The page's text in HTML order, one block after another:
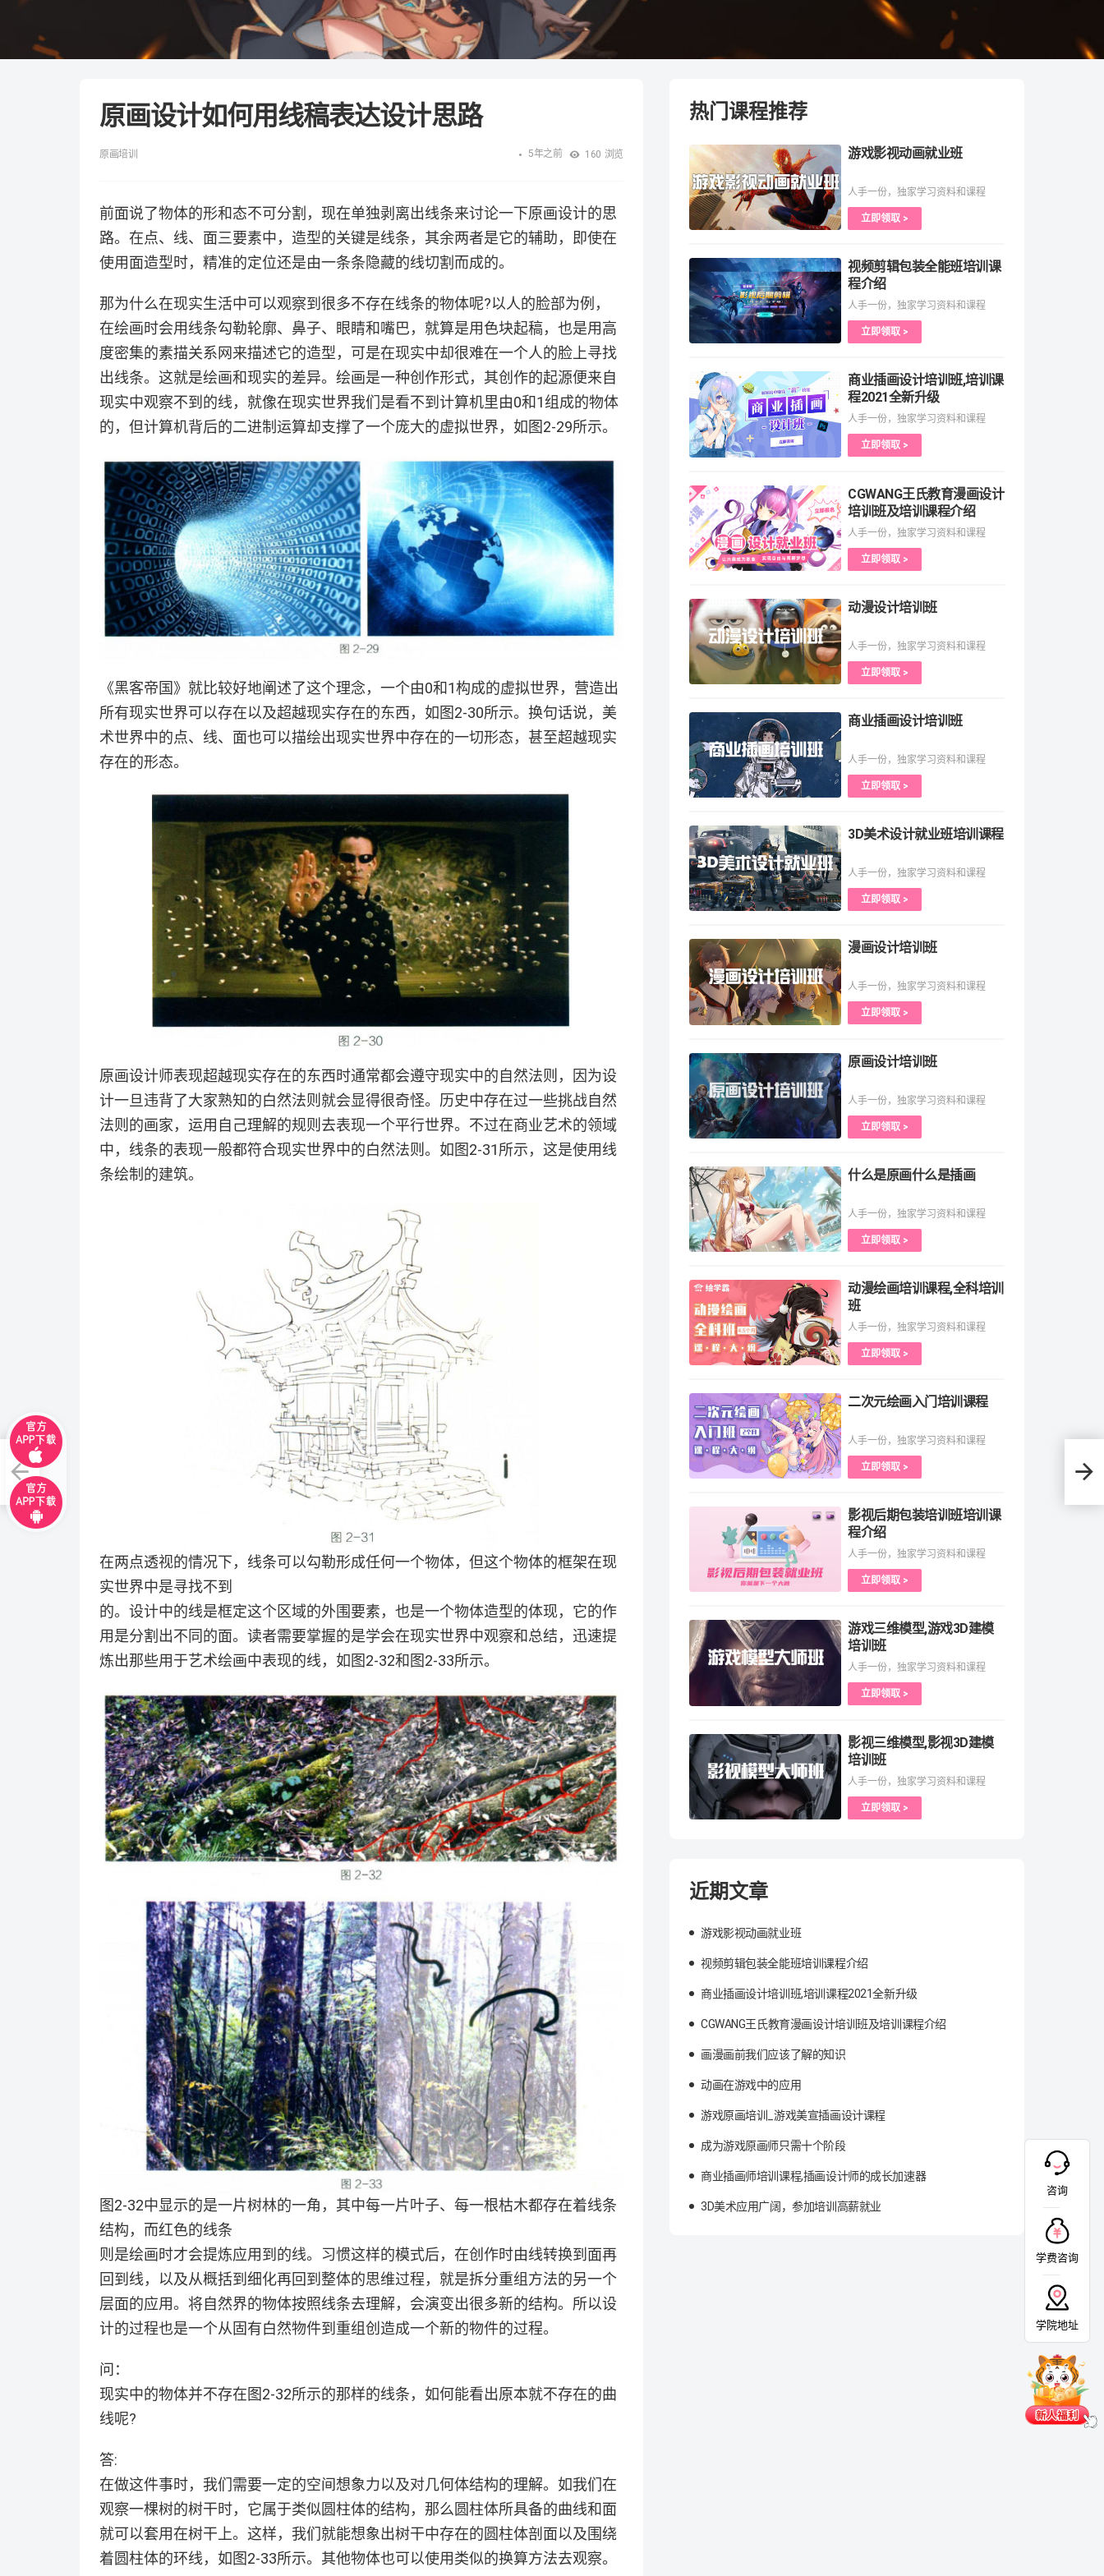
原画设计如何用线稿表达设计思路
原画培训 5年之前 160 浏览
前面说了物体的形和态不可分割，现在单独剥离出线条来讨论一下原画设计的思
路。在点、线、面三要素中，造型的关键是线条，其余两者是它的辅助，即使在
使用面造型时，精准的定位还是由一条条隐藏的线切割而成的。
那为什么在现实生活中可以观察到很多不存在线条的物体呢?以人的脸部为例，
在绘画时会用线条勾勒轮廓、鼻子、眼睛和嘴巴，就算是用色块起稿，也是用高
度密集的素描关系网来描述它的造型，可是在现实中却很难在一个人的脸上寻找
出线条。这就是绘画和现实的差异。绘画是一种创作形式，其创作的起源便来自
现实中观察不到的线，就像在现实世界我们是看不到计算机里由0和1组成的物体
的，但计算机背后的二进制运算却支撑了一个庞大的虚拟世界，如图2-29所示。
《黑客帝国》就比较好地阐述了这个理念，一个由0和1构成的虚拟世界，营造出
所有现实世界可以存在以及超越现实存在的东西，如图2-30所示。换句话说，美
术世界中的点、线、面也可以描绘出现实世界中存在的一切形态，甚至超越现实
存在的形态。
原画设计师表现超越现实存在的东西时通常都会遵守现实中的自然法则，因为设
计一旦违背了大家熟知的白然法则就会显得很奇怪。历史中存在过一些挑战自然
法则的画家，运用自己理解的规则去表现一个平行世界。不过在商业艺术的领域
中，线条的表现一般都符合现实世界中的白然法则。如图2-31所示，这是使用线
条绘制的建筑。
在两点透视的情况下，线条可以勾勒形成任何一个物体，但这个物体的框架在现
实世界中是寻找不到
的。设计中的线是框定这个区域的外围要素，也是一个物体造型的体现，它的作
用是分割出不同的面。读者需要掌握的是学会在现实世界中观察和总结，迅速提
炼出那些用于艺术绘画中表现的线，如图2-32和图2-33所示。
图2-32中显示的是一片树林的一角，其中每一片叶子、每一根枯木都存在着线条
结构，而红色的线条
则是绘画时才会提炼应用到的线。习惯这样的模式后，在创作时由线转换到面再
回到线，以及从概括到细化再回到整体的思维过程，就是拆分重组方法的另一个
层面的应用。将自然界的物体按照线条去理解，会演变出很多新的结构。所以设
计的过程也是一个从固有白然物件到重组创造成一个新的物件的过程。
问：
现实中的物体并不存在图2-32所示的那样的线条，如何能看出原本就不存在的曲
线呢?
答:
在做这件事时，我们需要一定的空间想象力以及对几何体结构的理解。如我们在
观察一棵树的树干时，它属于类似圆柱体的结构，那么圆柱体所具备的曲线和面
就可以套用在树干上。这样，我们就能想象出树干中存在的圆柱体剖面以及围绕
着圆柱体的环线，如图2-33所示。其他物体也可以使用类似的换算方法去观察。
原画
热门课程推荐
游戏影视动画就业班
人手一份，独家学习资料和课程
立即领取 >
视频剪辑包装全能班培训课
程介绍
人手一份，独家学习资料和课程
立即领取 >
商业插画设计培训班,培训课
程2021全新升级
人手一份，独家学习资料和课程
立即领取 >
CGWANG王氏教育漫画设计
培训班及培训课程介绍
人手一份，独家学习资料和课程
立即领取 >
动漫设计培训班
人手一份，独家学习资料和课程
立即领取 >
商业插画设计培训班
人手一份，独家学习资料和课程
立即领取 >
3D美术设计就业班培训课程
人手一份，独家学习资料和课程
立即领取 >
漫画设计培训班
人手一份，独家学习资料和课程
立即领取 >
原画设计培训班
人手一份，独家学习资料和课程
立即领取 >
什么是原画什么是插画
人手一份，独家学习资料和课程
立即领取 >
动漫绘画培训课程,全科培训
班
人手一份，独家学习资料和课程
立即领取 >
二次元绘画入门培训课程
人手一份，独家学习资料和课程
立即领取 >
影视后期包装培训班培训课
程介绍
人手一份，独家学习资料和课程
立即领取 >
游戏三维模型,游戏3D建模
培训班
人手一份，独家学习资料和课程
立即领取 >
影视三维模型,影视3D建模
培训班
人手一份，独家学习资料和课程
立即领取 >
近期文章
游戏影视动画就业班
视频剪辑包装全能班培训课程介绍
商业插画设计培训班,培训课程2021全新升级
CGWANG王氏教育漫画设计培训班及培训课程介绍
画漫画前我们应该了解的知识
动画在游戏中的应用
游戏原画培训_游戏美宣插画设计课程
成为游戏原画师只需十个阶段
商业插画师培训课程,插画设计师的成长加速器
3D美术应用广阔，参加培训高薪就业
咨询
学费咨询
学院地址